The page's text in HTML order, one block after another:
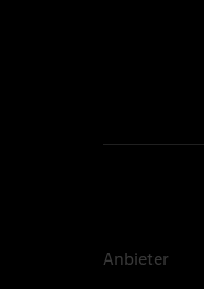
Anbieter